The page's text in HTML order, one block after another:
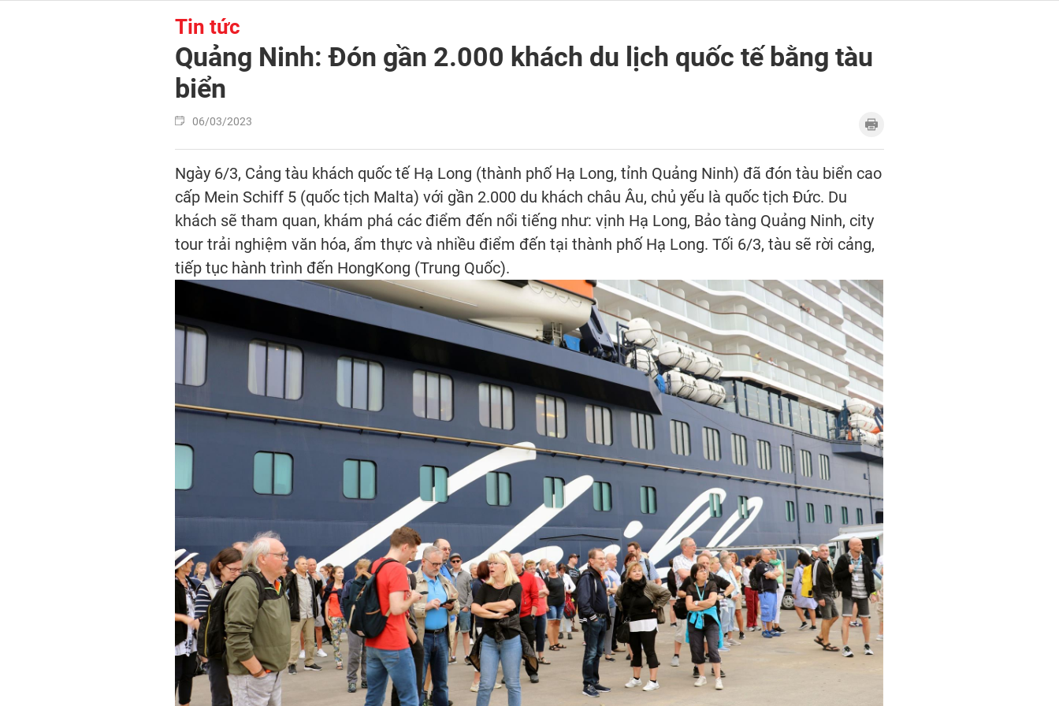
Tin tức
Quảng Ninh: Đón gần 2.000 khách du lịch quốc tế bằng tàu
biển
06/03/2023
Ngày 6/3, Cảng tàu khách quốc tế Hạ Long (thành phố Hạ Long, tỉnh Quảng Ninh) đã đón tàu biển cao
cấp Mein Schiff 5 (quốc tịch Malta) với gần 2.000 du khách châu Âu, chủ yếu là quốc tịch Đức. Du
khách sẽ tham quan, khám phá các điểm đến nổi tiếng như: vịnh Hạ Long, Bảo tàng Quảng Ninh, city
tour trải nghiệm văn hóa, ẩm thực và nhiều điểm đến tại thành phố Hạ Long. Tối 6/3, tàu sẽ rời cảng,
tiếp tục hành trình đến HongKong (Trung Quốc).